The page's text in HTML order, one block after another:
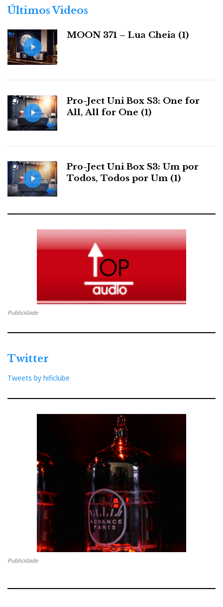
r
s
Últimos Videos
MOON 371 – Lua Cheia (1)
Pro-Ject Uni Box S3: One for
All, All for One (1)
Pro-Ject Uni Box S3: Um por
Todos, Todos por Um (1)
Publicidade
Twitter
Tweets by hificlube
Publicidade